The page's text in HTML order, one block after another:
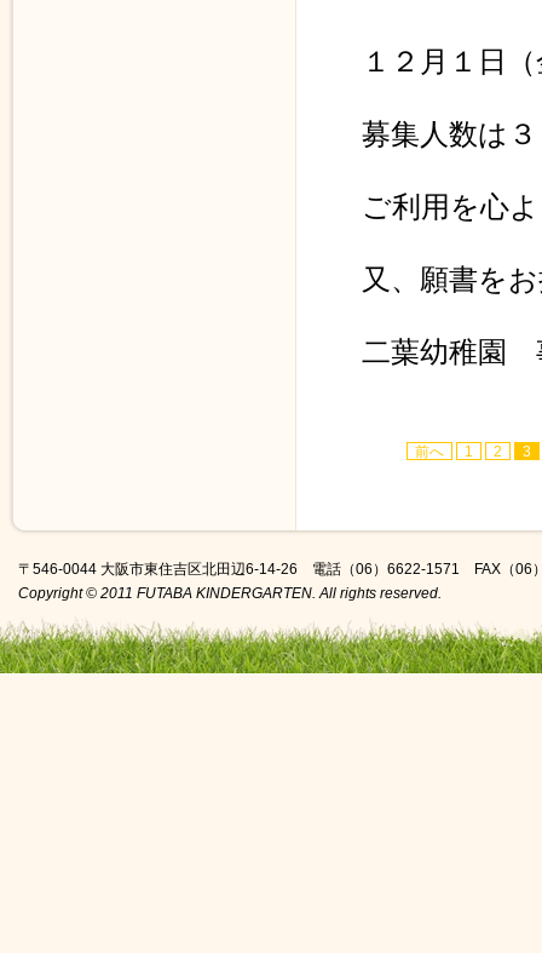
１２月１日
募集人数は
ご利用を心
又、願書を
二葉幼稚園
前へ 1 2 3
〒546-0044 大阪市東住吉区北田辺6-14-26 電話（06）6622-1571 FAX（06
Copyright © 2011 FUTABA KINDERGARTEN. All rights reserved.